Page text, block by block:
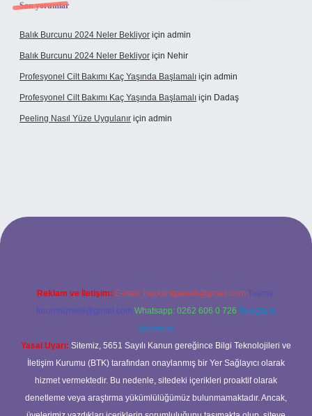
Son yorumlar
Balık Burcunu 2024 Neler Bekliyor için admin
Balık Burcunu 2024 Neler Bekliyor için Nehir
Profesyonel Cilt Bakımı Kaç Yaşında Başlamalı için admin
Profesyonel Cilt Bakımı Kaç Yaşında Başlamalı için Dadaş
Peeling Nasıl Yüze Uygulanır için admin
Reklam ve İletişim: E-mail: backlinkpaneli@gmail.com Teams:
forumhizmeti@gmail.com Whatsapp: 0262 606 0 726 Telegram:
@karabul
Yasal Uyarı: Sitemiz, 5651 Sayılı Kanun gereğince Bilgi Teknolojileri ve
İletişim Kurumu (BTK) tarafından onaylanmış bir Yer Sağlayıcı olarak
hizmet vermektedir. Bu nedenle, sitedeki içerikleri proaktif olarak
denetleme veya araştırma yükümlülüğümüz bulunmamaktadır. Ancak,